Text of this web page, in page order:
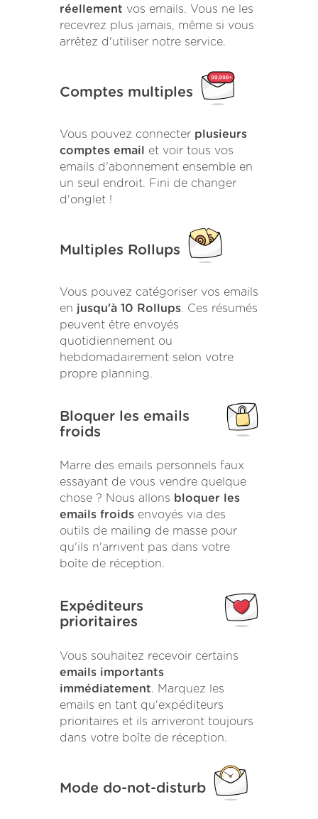
réellement vos emails. Vous ne les
recevrez plus jamais, même si vous
arrêtez d'utiliser notre service.
Comptes multiples
Vous pouvez connecter plusieurs
comptes email
et voir tous vos
emails d'abonnement ensemble en
un seul endroit. Fini de changer
d'onglet !
Multiples Rollups
Vous pouvez catégoriser vos emails
en jusqu'à 10 Rollups. Ces résumés
peuvent être envoyés
quotidiennement ou
hebdomadairement selon votre
propre planning.
Bloquer les emails
froids
Marre des emails personnels faux
essayant de vous vendre quelque
chose ? Nous allons bloquer les
emails froids envoyés via des
outils de mailing de masse pour
qu'ils n'arrivent pas dans votre
boîte de réception.
Expéditeurs
prioritaires
Vous souhaitez recevoir certains
emails importants
immédiatement. Marquez les
emails en tant qu'expéditeurs
prioritaires et ils arriveront toujours
dans votre boîte de réception.
Mode do-not-disturb